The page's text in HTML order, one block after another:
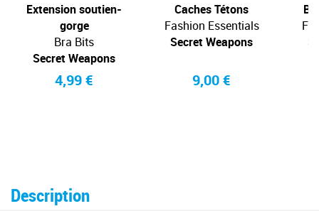
Extension soutien-
gorge
Bra Bits
Secret Weapons
4,99 €
Caches Tétons
Fashion Essentials
Secret Weapons
9,00 €
Description